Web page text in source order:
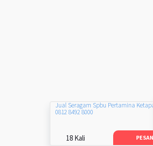
Jual Seragam Spbu Pertamina
0812 8492 8000
18 Kali PESAN